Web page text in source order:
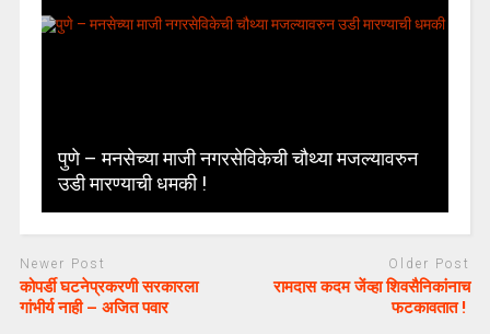
पुणे – मनसेच्या माजी नगरसेविकेची चौथ्या मजल्यावरुन
उडी मारण्याची धमकी !
Newer Post
कोपर्डी घटनेप्रकरणी सरकारला
गांभीर्य नाही – अजित पवार
Older Post
रामदास कदम जेंव्हा शिवसैनिकांनाच
फटकावतात !